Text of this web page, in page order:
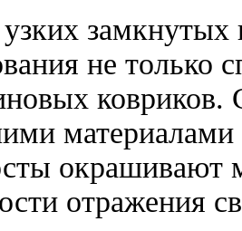
узких
не только
окрашивают
отражения